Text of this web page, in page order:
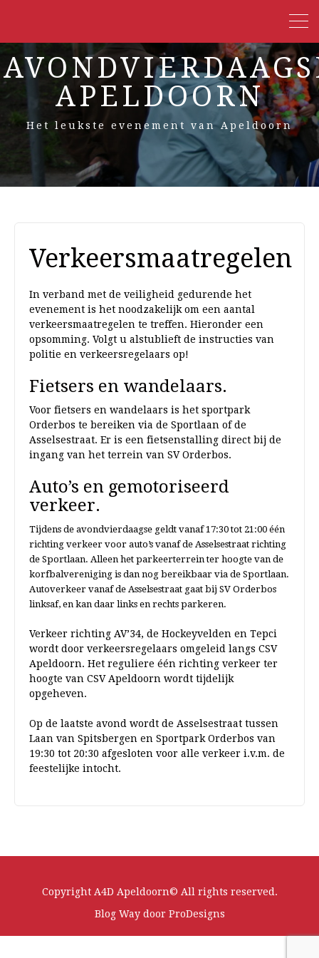
APELDOORN
Het leukste evenement van Apeldoorn
Verkeersmaatregelen
In verband met de veiligheid gedurende het
evenement is het noodzakelijk om een aantal
verkeersmaatregelen te treffen. Hieronder een
opsomming. Volgt u alstublieft de instructies van
politie en verkeersregelaars op!
Fietsers en wandelaars.
Voor fietsers en wandelaars is het sportpark
Orderbos te bereiken via de Sportlaan of de
Asselsestraat. Er is een fietsenstalling direct bij de
ingang van het terrein van SV Orderbos.
Auto’s en gemotoriseerd
verkeer.
Tijdens de avondvierdaagse geldt vanaf 17:30 tot 21:00 één
richting verkeer voor auto’s vanaf de Asselsestraat richting
de Sportlaan. Alleen het parkeerterrein ter hoogte van de
korfbalvereniging is dan nog bereikbaar via de Sportlaan.
Autoverkeer vanaf de Asselsestraat gaat bij SV Orderbos
linksaf, en kan daar links en rechts parkeren.
Verkeer richting AV’34, de Hockeyvelden en Tepci
wordt door verkeersregelaars omgeleid langs CSV
Apeldoorn. Het reguliere één richting verkeer ter
hoogte van CSV Apeldoorn wordt tijdelijk
opgeheven.
Op de laatste avond wordt de Asselsestraat tussen
Laan van Spitsbergen en Sportpark Orderbos van
19:30 tot 20:30 afgesloten voor alle verkeer i.v.m. de
feestelijke intocht.
Copyright A4D Apeldoorn© All rights reserved.
Blog Way door ProDesigns